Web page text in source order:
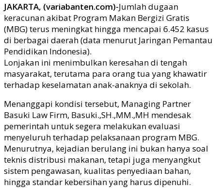
JAKARTA, (variabanten.com)-Jumlah dugaan
keracunan akibat Program Makan Bergizi Gratis
(MBG) terus meningkat hingga mencapai 6.452 kasus
di berbagai daerah (data menurut Jaringan Pemantau
Pendidikan Indonesia).
Lonjakan ini menimbulkan keresahan di tengah
masyarakat, terutama para orang tua yang khawatir
terhadap keselamatan anak-anaknya di sekolah.
Menanggapi kondisi tersebut, Managing Partner
Basuki Law Firm, Basuki.,SH.,MM.,MH mendesak
pemerintah untuk segera melakukan evaluasi
menyeluruh terhadap pelaksanaan program MBG.
Menurutnya, kejadian berulang ini bukan hanya soal
teknis distribusi makanan, tetapi juga menyangkut
sistem pengawasan, kualitas penyediaan bahan,
hingga standar kebersihan yang harus dipenuhi.